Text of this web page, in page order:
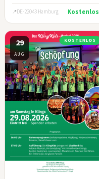
DE-22043 Hamburg Kostenlos
29
AUG
KOSTENLOS